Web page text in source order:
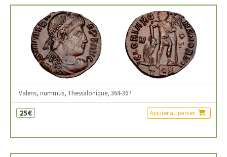
Valens, nummus, Thessalonique, 364-367
25€ Ajouter au panier